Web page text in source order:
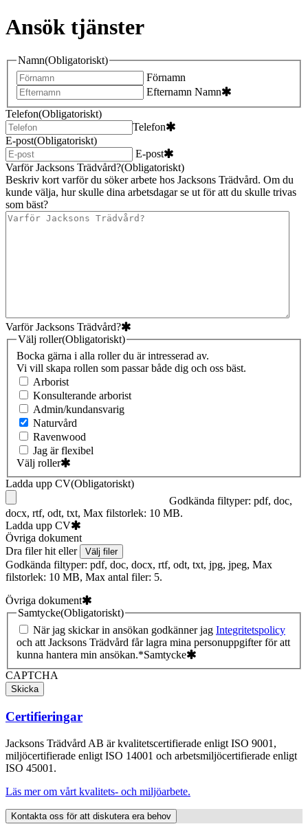
Ansök tjänster
Namn(Obligatoriskt)
Förnamn
Efternamn Namn
Telefon(Obligatoriskt)
Telefon
E-post(Obligatoriskt)
E-post
Varför Jacksons Trädvård?(Obligatoriskt)
Beskriv kort varför du söker arbete hos Jacksons Trädvård. Om du
kunde välja, hur skulle dina arbetsdagar se ut för att du skulle trivas
som bäst?
Varför Jacksons Trädvård?
Välj roller(Obligatoriskt)
Bocka gärna i alla roller du är intresserad av.
Vi vill skapa rollen som passar både dig och oss bäst.
Arborist
Konsulterande arborist
Admin/kundansvarig
Naturvård
Ravenwood
Jag är flexibel
Välj roller
Ladda upp CV(Obligatoriskt)
Godkända filtyper: pdf, doc,
docx, rtf, odt, txt, Max filstorlek: 10 MB.
Ladda upp CV
Övriga dokument
Dra filer hit eller
Välj filer
Godkända filtyper: pdf, doc, docx, rtf, odt, txt, jpg, jpeg, Max
filstorlek: 10 MB, Max antal filer: 5.
Övriga dokument
Samtycke(Obligatoriskt)
När jag skickar in ansökan godkänner jag Integritetspolicy
och att Jacksons Trädvård får lagra mina personuppgifter för att
kunna hantera min ansökan.*Samtycke
CAPTCHA
Certifieringar
Jacksons Trädvård AB är kvalitetscertifierade enligt ISO 9001,
miljöcertifierade enligt ISO 14001 och arbetsmiljöcertifierade enligt
ISO 45001.
Läs mer om vårt kvalitets- och miljöarbete.
Kontakta oss för att diskutera era behov